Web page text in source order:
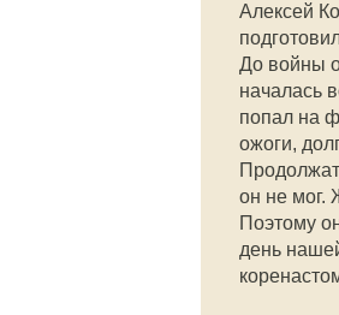
Алексей
До войны
началась
попал на
ожоги,
он не мог.
Поэтому
день